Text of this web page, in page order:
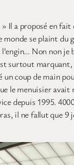
Il a proposé en
se plaint
Non non je
marquant,
coup de main
le menuisier avait
depuis 1995.
il ne fallut que 9